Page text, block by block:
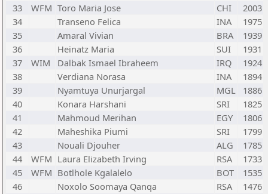
33
WFM Toro Maria Jose CHI
2003
34
Transeno Felica INA
1975
35
Amaral Vivian BRA
1939
36
Heinatz Maria SUI
1931
37
WIM Dalbak Ismael Ibraheem IRQ
1924
38
Verdiana Norasa INA
1894
39
Nyamtuya Unurjargal MGL
1886
40
Konara Harshani SRI
1825
41
Mahmoud Merihan EGY
1806
42
Maheshika Piumi SRI
1799
43
Nouali Djouher ALG
1785
44
WFM Laura Elizabeth Irving RSA
1733
45
WFM Botlhole Kgalalelo BOT
1535
46
Noxolo Soomaya Qanqa RSA
1476